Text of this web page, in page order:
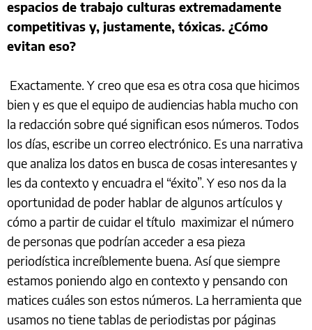
espacios de trabajo culturas extremadamente
competitivas y, justamente, tóxicas. ¿Cómo
evitan eso?
Exactamente. Y creo que esa es otra cosa que hicimos
bien y es que el equipo de audiencias habla mucho con
la redacción sobre qué significan esos números. Todos
los días, escribe un correo electrónico. Es una narrativa
que analiza los datos en busca de cosas interesantes y
les da contexto y encuadra el “éxito”. Y eso nos da la
oportunidad de poder hablar de algunos artículos y
cómo a partir de cuidar el título maximizar el número
de personas que podrían acceder a esa pieza
periodística increíblemente buena. Así que siempre
estamos poniendo algo en contexto y pensando con
matices cuáles son estos números. La herramienta que
usamos no tiene tablas de periodistas por páginas